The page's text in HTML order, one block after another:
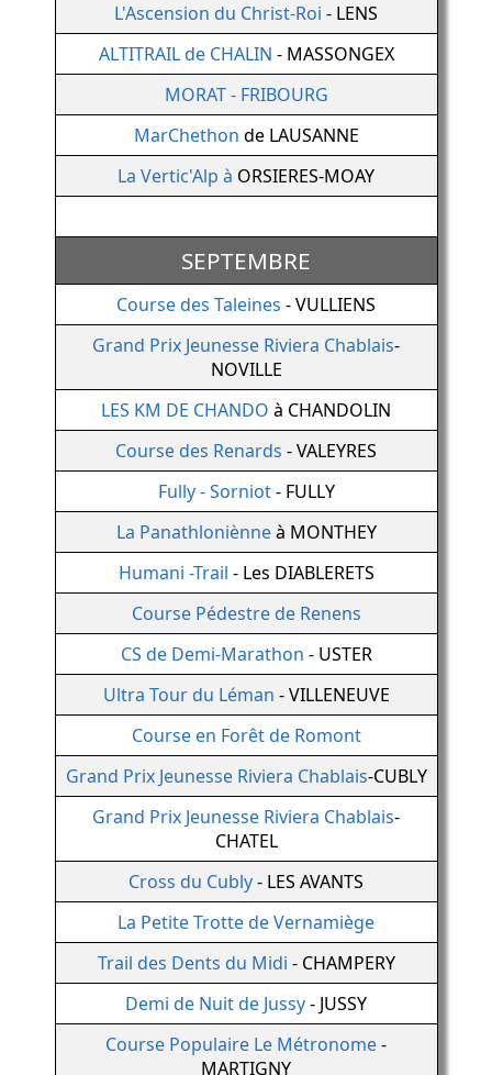
L'Ascension du Christ-Roi - LENS
ALTITRAIL de CHALIN - MASSONGEX
MORAT - FRIBOURG
MarChethon de LAUSANNE
La Vertic'Alp à ORSIERES-MOAY
SEPTEMBRE
Course des Taleines - VULLIENS
Grand Prix Jeunesse Riviera Chablais-
NOVILLE
LES KM DE CHANDO à CHANDOLIN
Course des Renards - VALEYRES
Fully - Sorniot- FULLY
La Panathloniènneà MONTHEY
Humani -Trail - Les DIABLERETS
Course Pédestre de Renens
CS de Demi-Marathon - USTER
Ultra Tour du Léman - VILLENEUVE
Course en Forêt de Romont
Grand Prix Jeunesse Riviera Chablais-CUBLY
Grand Prix Jeunesse Riviera Chablais-
CHATEL
Cross du Cubly- LES AVANTS
La Petite Trotte de Vernamiège
Trail des Dents du Midi - CHAMPERY
Demi de Nuit de Jussy- JUSSY
Course Populaire Le Métronome-
MARTIGNY